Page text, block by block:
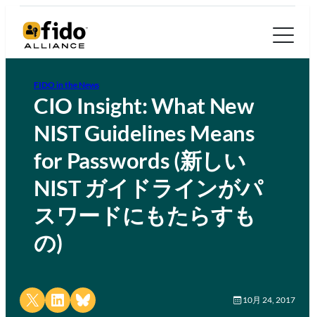
FIDO in the News
CIO Insight: What New
NIST Guidelines Means
for Passwords (新しい
NIST ガイドラインがパ
スワードにもたらすも
の)
Share on X Share on LinkedIn
Share on Bluesky 10月 24, 2017